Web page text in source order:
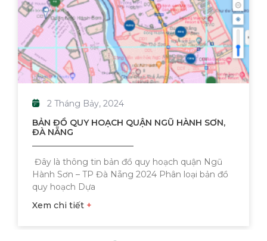
BẢN ĐỒ QUY HOẠCH QUẬN NGŨ HÀNH SƠN,
ĐÀ NẴNG
2 Tháng Bảy, 2024
Đây là thông tin bản đồ quy hoạch quận Ngũ
Hành Sơn – TP Đà Nẵng 2024 Phân loại bản đồ
quy hoạch Dựa
Xem chi tiết